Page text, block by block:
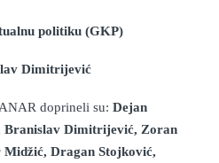
politiku (GKP)
Dimitrijević
doprineli su: Dejan
Branislav Dimitrijević, Zoran
Midžić, Dragan Stojković,